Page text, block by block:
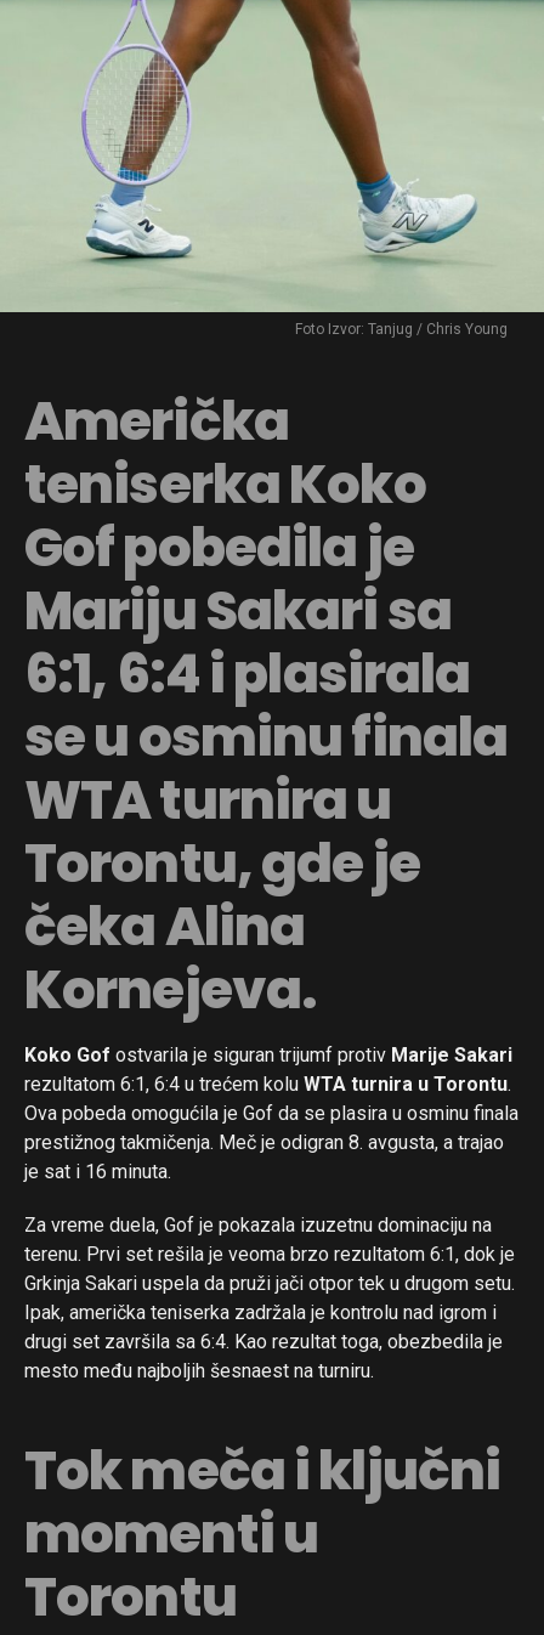
Foto Izvor: Tanjug / Chris Young
Američka
teniserka Koko
Gof pobedila je
Mariju Sakari sa
6:1, 6:4 i plasirala
se u osminu finala
WTA turnira u
Torontu, gde je
čeka Alina
Kornejeva.
Koko Gof ostvarila je siguran trijumf protiv Marije Sakari
rezultatom 6:1, 6:4 u trećem kolu WTA turnira u Torontu.
Ova pobeda omogućila je Gof da se plasira u osminu finala
prestižnog takmičenja. Meč je odigran 8. avgusta, a trajao
je sat i 16 minuta.
Za vreme duela, Gof je pokazala izuzetnu dominaciju na
terenu. Prvi set rešila je veoma brzo rezultatom 6:1, dok je
Grkinja Sakari uspela da pruži jači otpor tek u drugom setu.
Ipak, američka teniserka zadržala je kontrolu nad igrom i
drugi set završila sa 6:4. Kao rezultat toga, obezbedila je
mesto među najboljih šesnaest na turniru.
Tok meča i ključni
momenti u
Torontu